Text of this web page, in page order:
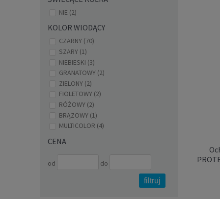
NIE (2)
KOLOR WIODĄCY
CZARNY (70)
SZARY (1)
NIEBIESKI (3)
GRANATOWY (2)
ZIELONY (2)
FIOLETOWY (2)
RÓŻOWY (2)
BRĄZOWY (1)
MULTICOLOR (4)
CENA
od
do
filtruj